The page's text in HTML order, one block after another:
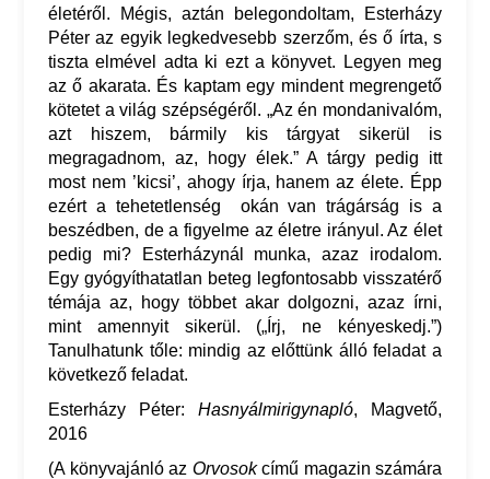
életéről. Mégis, aztán belegondoltam, Esterházy
Péter az egyik legkedvesebb szerzőm, és ő írta, s
tiszta elmével adta ki ezt a könyvet. Legyen meg
az ő akarata. És kaptam egy mindent megrengető
kötetet a világ szépségéről. „Az én mondanivalóm,
azt hiszem, bármily kis tárgyat sikerül is
megragadnom, az, hogy élek.” A tárgy pedig itt
most nem ’kicsi’, ahogy írja, hanem az élete. Épp
ezért a tehetetlenség okán van trágárság is a
beszédben, de a figyelme az életre irányul. Az élet
pedig mi? Esterházynál munka, azaz irodalom.
Egy gyógyíthatatlan beteg legfontosabb visszatérő
témája az, hogy többet akar dolgozni, azaz írni,
mint amennyit sikerül. („Írj, ne kényeskedj.”)
Tanulhatunk tőle: mindig az előttünk álló feladat a
következő feladat.
Esterházy Péter: Hasnyálmirigynapló, Magvető,
2016
(A könyvajánló az Orvosokcímű magazin számára